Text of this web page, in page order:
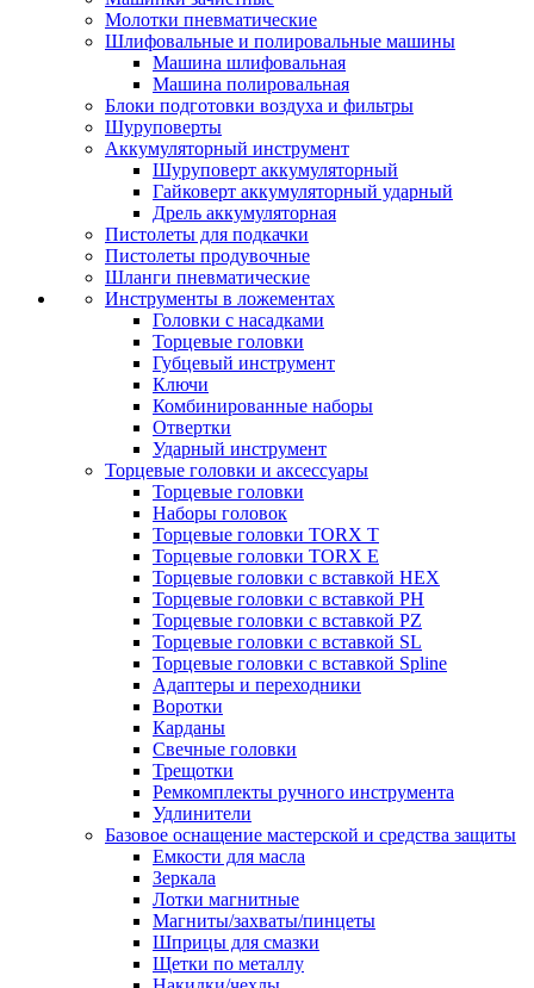
Молотки пневматические
Шлифовальные и полировальные машины
Машина шлифовальная
Машина полировальная
Блоки подготовки воздуха и фильтры
Шуруповерты
Аккумуляторный инструмент
Шуруповерт аккумуляторный
Гайковерт аккумуляторный ударный
Дрель аккумуляторная
Пистолеты для подкачки
Пистолеты продувочные
Шланги пневматические
Инструменты в ложементах
Головки с насадками
Торцевые головки
Губцевый инструмент
Ключи
Комбинированные наборы
Отвертки
Ударный инструмент
Торцевые головки и аксессуары
Торцевые головки
Наборы головок
Торцевые головки TORX T
Торцевые головки TORX Е
Торцевые головки с вставкой HEX
Торцевые головки с вставкой PH
Торцевые головки с вставкой PZ
Торцевые головки с вставкой SL
Торцевые головки с вставкой Spline
Адаптеры и переходники
Воротки
Карданы
Свечные головки
Трещотки
Ремкомплекты ручного инструмента
Удлинители
Базовое оснащение мастерской и средства защиты
Емкости для масла
Зеркала
Лотки магнитные
Магниты/захваты/пинцеты
Шприцы для смазки
Щетки по металлу